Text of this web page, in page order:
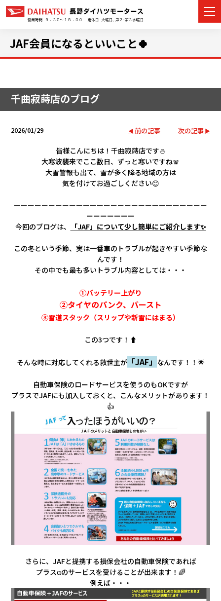
店舗情報
イベント・キャンペーン
ご購入者サポート
会社情報
JAF会員になるといいこと🍀
千曲寂蒔店のブログ
2026/01/29 前の記事 次の記事
皆様こんにちは！千曲寂蒔店です⛄
大寒波襲来でここ数日、ずっと寒いですね🧣
大雪警報も出て、雪が多く降る地域の方は
気を付けてお過ごしください😊
ーーーーーーーーーーーーーーーーーーーーーーーーーーーー
ーーーーーーー
今回のブログは、
「JAF」について少し簡単にご紹介します✨
この冬という季節、実は一番車のトラブルが起きやすい季節な
んです！
その中でも最も多いトラブル内容としては・・・
①バッテリー上がり
②タイヤのパンク、バースト
③雪道スタック（スリップや新雪にはまる）
この3つです！⬆️
そんな時に対応してくれる救世主が「JAF」 なんです！！🌟
自動車保険のロードサービスを使うのもOKですが
プラスでJAFにも加入しておくと、こんなメリットがあります！
👍
さらに、JAFと提携する損保会社の自動車保険であれば
プラスαのサービスを受けることが出来ます！🌈
例えば・・・